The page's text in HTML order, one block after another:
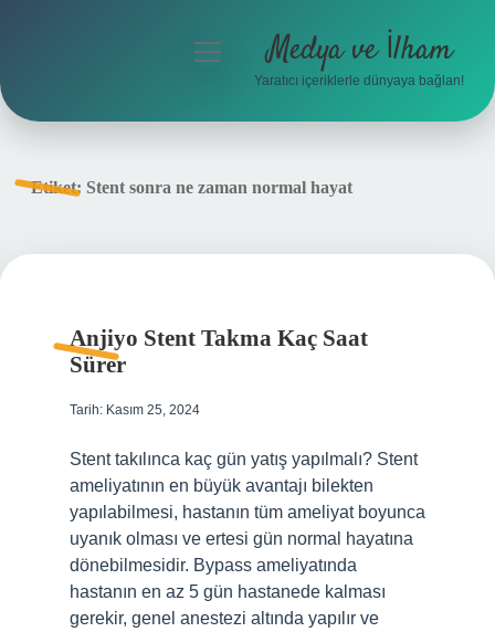
menüyü
Medya ve İlham
Yaratıcı içeriklerle dünyaya bağlan!
Etiket: Stent sonra ne zaman normal hayat
Anjiyo Stent Takma Kaç Saat
Sürer
Tarih: Kasım 25, 2024
Stent takılınca kaç gün yatış yapılmalı? Stent
ameliyatının en büyük avantajı bilekten
yapılabilmesi, hastanın tüm ameliyat boyunca
uyanık olması ve ertesi gün normal hayatına
dönebilmesidir. Bypass ameliyatında
hastanın en az 5 gün hastanede kalması
gerekir, genel anestezi altında yapılır ve